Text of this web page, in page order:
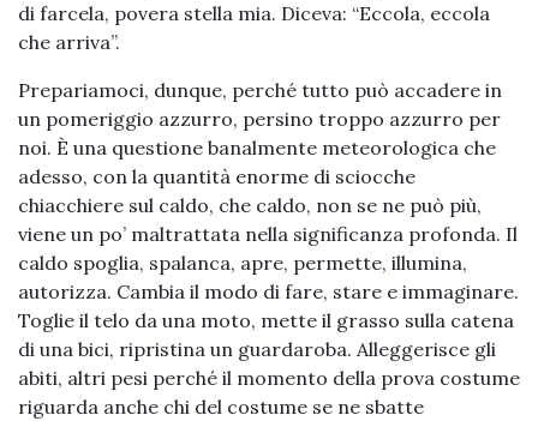
di farcela, povera stella mia. Diceva: “Eccola, eccola
che arriva”.
Prepariamoci, dunque, perché tutto può accadere in
un pomeriggio azzurro, persino troppo azzurro per
noi. È una questione banalmente meteorologica che
adesso, con la quantità enorme di sciocche
chiacchiere sul caldo, che caldo, non se ne può più,
viene un po’ maltrattata nella significanza profonda. Il
caldo spoglia, spalanca, apre, permette, illumina,
autorizza. Cambia il modo di fare, stare e immaginare.
Toglie il telo da una moto, mette il grasso sulla catena
di una bici, ripristina un guardaroba. Alleggerisce gli
abiti, altri pesi perché il momento della prova costume
riguarda anche chi del costume se ne sbatte